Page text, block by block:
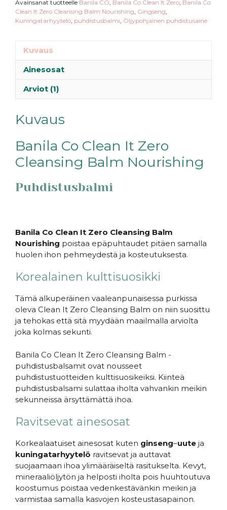
Avainsanat tuotteelle Banila CO Banila Co Clean It Zero Banila Co
Clean It Zero Cleansing Balm Nourishing Gingseng
Kuningatarhyytelö puhdistusbalmi Öljypohjainen puhdistusaine
Kuvaus
Ainesosat
Arviot (1)
Kuvaus
Banila Co Clean It Zero
Cleansing Balm Nourishing
Puhdistusbalmi
Banila Co Clean It Zero Cleansing Balm
Nourishing poistaa epäpuhtaudet pitäen samalla
huolen ihon pehmeydestä ja kosteutuksesta.
Korealainen kulttisuosikki
Tämä alkuperäinen vaaleanpunaisessa purkissa
oleva Clean It Zero Cleansing Balm on niin suosittu
ja tehokas että sitä myydään maailmalla arviolta
joka kolmas sekunti.
Banila Co Clean It Zero Cleansing Balm -
puhdistusbalsamit ovat nousseet
puhdistustuotteiden kulttisuosikeiksi. Kiinteä
puhdistusbalsami sulattaa iholta vahvankin meikin
sekunneissa ärsyttämättä ihoa.
Ravitsevat ainesosat
Korkealaatuiset ainesosat kuten ginseng–uute ja
kuningatarhyytelö ravitsevat ja auttavat
suojaamaan ihoa ylimääräiseltä rasitukselta. Kevyt,
mineraaliöljytön ja helposti iholta pois huuhtoutuva
koostumus poistaa vedenkestävänkin meikin ja
varmistaa samalla kasvojen kosteustasapainon.